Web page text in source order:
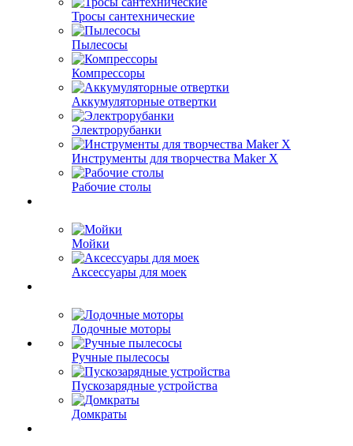
Тросы сантехнические
Пылесосы
Компрессоры
Аккумуляторные отвертки
Электрорубанки
Инструменты для творчества Maker X
Рабочие столы
Мойки
Аксессуары для моек
Лодочные моторы
Ручные пылесосы
Пускозарядные устройства
Домкраты